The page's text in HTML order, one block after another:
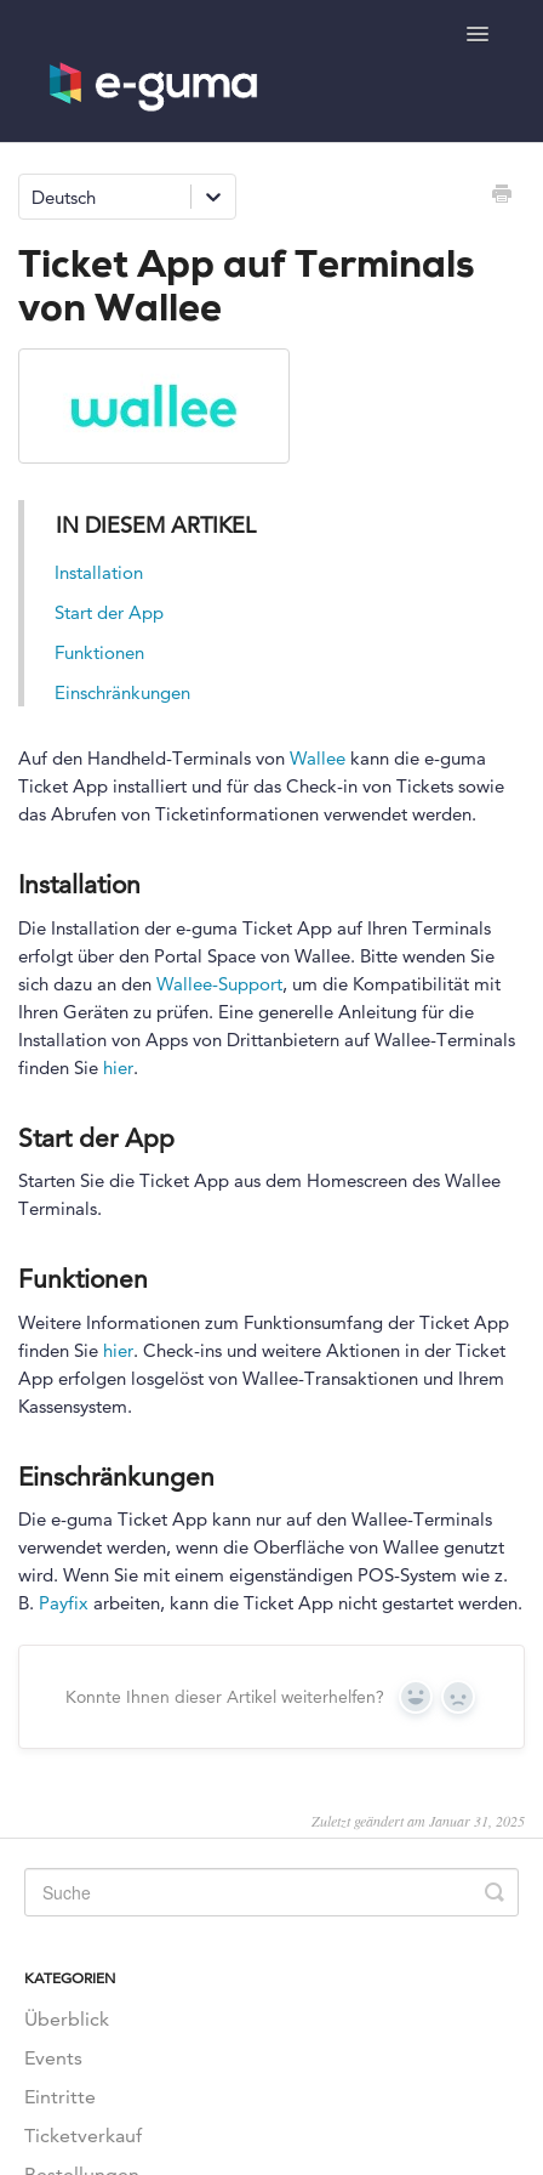
Toggle
Allgemeines
Ticketsystem
e-surprise
Deutsch
Ticket App auf Terminals
von Wallee
IN DIESEM ARTIKEL
Installation
Start der App
Funktionen
Einschränkungen
Auf den Handheld-Terminals von Wallee kann die e-guma
Ticket App installiert und für das Check-in von Tickets sowie
das Abrufen von Ticketinformationen verwendet werden.
Installation
Die Installation der e-guma Ticket App auf Ihren Terminals
erfolgt über den Portal Space von Wallee. Bitte wenden Sie
sich dazu an den Wallee-Support, um die Kompatibilität mit
Ihren Geräten zu prüfen. Eine generelle Anleitung für die
Installation von Apps von Drittanbietern auf Wallee-Terminals
finden Sie hier.
Start der App
Starten Sie die Ticket App aus dem Homescreen des Wallee
Terminals.
Funktionen
Weitere Informationen zum Funktionsumfang der Ticket App
finden Sie hier. Check-ins und weitere Aktionen in der Ticket
App erfolgen losgelöst von Wallee-Transaktionen und Ihrem
Kassensystem.
Einschränkungen
Die e-guma Ticket App kann nur auf den Wallee-Terminals
verwendet werden, wenn die Oberfläche von Wallee genutzt
wird. Wenn Sie mit einem eigenständigen POS-System wie z.
B. Payfix arbeiten, kann die Ticket App nicht gestartet werden.
Konnte Ihnen dieser Artikel weiterhelfen? Yes No
Zuletzt geändert am Januar 31, 2025
KATEGORIEN
Überblick
Events
Eintritte
Ticketverkauf